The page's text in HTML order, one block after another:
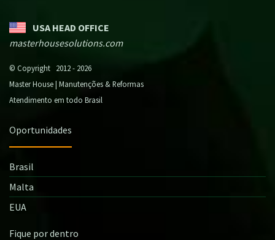
USA HEAD OFFICE
masterhousesolutions.com
© Copyright 2012 - 2026
Master House | Manutenções & Reformas
Atendimento em todo Brasil
Oportunidades
Brasil
Malta
EUA
Fique por dentro